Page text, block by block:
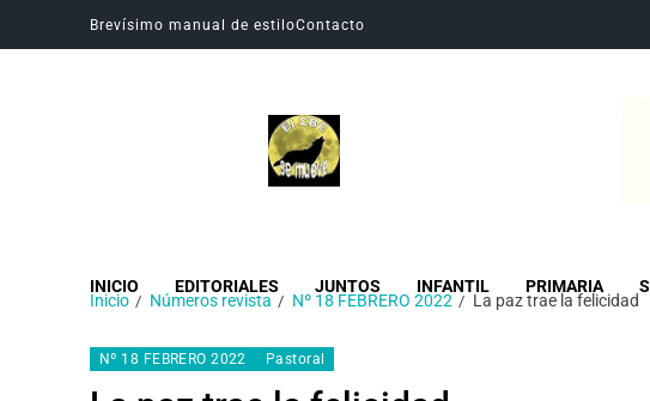
Brevísimo manual de estiloContacto
INICIO EDITORIALES JUNTOS INFANTIL PRIMARIA
Inicio Números revista Nº 18 FEBRERO 2022 La paz trae la felicidad
Nº 18 FEBRERO 2022 Pastoral